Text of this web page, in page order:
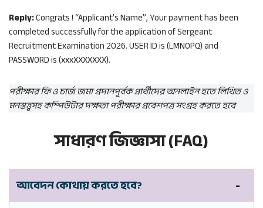
Reply:Congrats ! “Applicant’s Name”, Your payment has been
completed successfully for the application of Sergeant
Recruitment Examination 2026. USER ID is (LMNOPQ) and
PASSWORD is (xxxXXXXXXX).
পরীক্ষার ফি ও চার্জ জমা প্রদানপূর্বক প্রার্থীদের অনলাইন হতে লিখিত ও
মনস্তত্ত্বসহ কম্পিউটার দক্ষতা পরীক্ষার প্রবেশপত্র সংগ্রহ করতে হবে
সাধারণ জিজ্ঞাসা (FAQ)
আবেদন কোথায় করতে হবে?